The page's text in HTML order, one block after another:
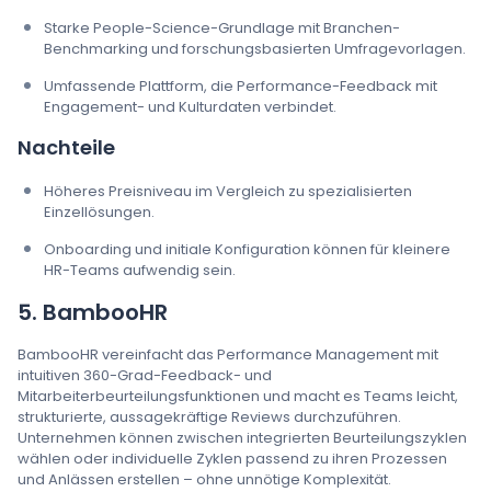
Starke People-Science-Grundlage mit Branchen-
Benchmarking und forschungsbasierten Umfragevorlagen.
Umfassende Plattform, die Performance-Feedback mit
Engagement- und Kulturdaten verbindet.
Nachteile
Höheres Preisniveau im Vergleich zu spezialisierten
Einzellösungen.
Onboarding und initiale Konfiguration können für kleinere
HR-Teams aufwendig sein.
5. BambooHR
BambooHR vereinfacht das Performance Management mit
intuitiven 360-Grad-Feedback- und
Mitarbeiterbeurteilungsfunktionen und macht es Teams leicht,
strukturierte, aussagekräftige Reviews durchzuführen.
Unternehmen können zwischen integrierten Beurteilungszyklen
wählen oder individuelle Zyklen passend zu ihren Prozessen
und Anlässen erstellen – ohne unnötige Komplexität.